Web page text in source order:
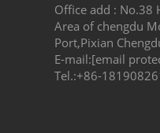
Office add : No.38
Area of chengdu
Port,Pixian
E-mail:[email
Tel.:+86-